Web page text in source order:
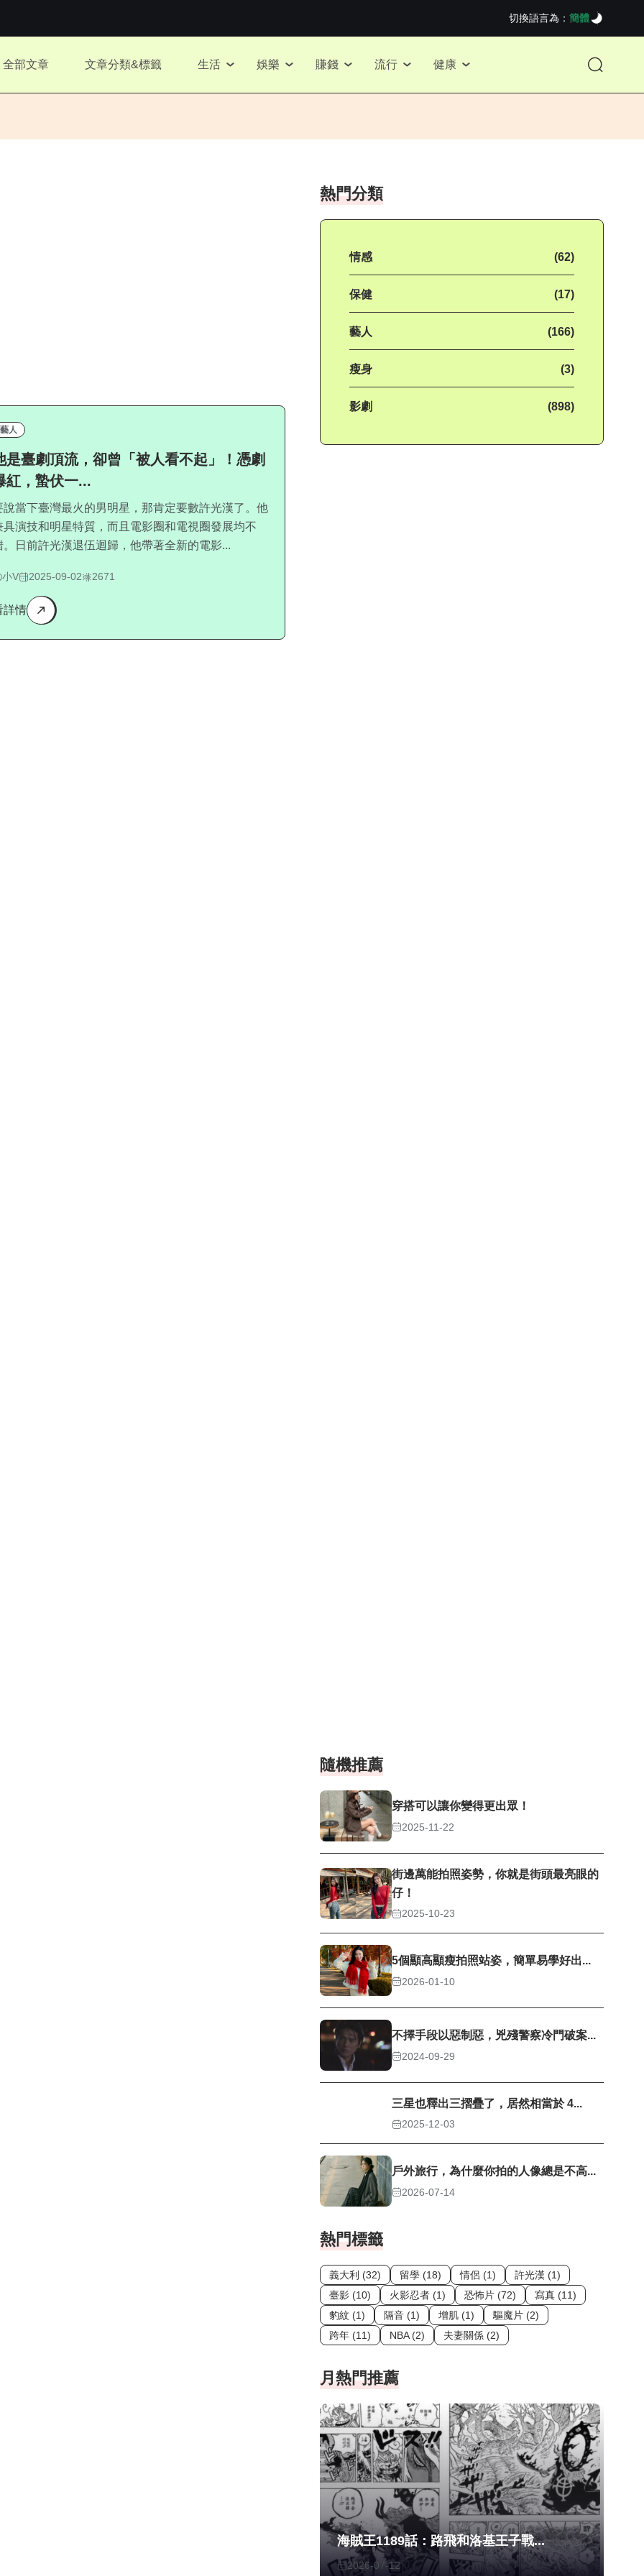
切換語言為： 簡體
全部文章 文章分類&標籤 生活 娛樂 賺錢 流行 健康
藝人
是臺劇頂流，卻曾「被人看不起」！憑劇
紅，蟄伏一...
說當下臺灣最火的男明星，那肯定要數許光漢了。他
具演技和明星特質，而且電影圈和電視圈發展均不
。日前許光漢退伍迴歸，他帶著全新的電影...
小V 2025-09-02 2671
詳情
熱門分類
情感 (62)
保健 (17)
藝人 (166)
瘦身 (3)
影劇 (898)
隨機推薦
穿搭可以讓你變得更出眾！
2025-11-22
街邊萬能拍照姿勢，你就是街頭最亮眼的
仔！
2025-10-23
5個顯高顯瘦拍照站姿，簡單易學好出...
2026-01-10
不擇手段以惡制惡，兇殘警察冷門破案...
2024-09-29
三星也釋出三摺疊了，居然相當於 4...
2025-12-03
戶外旅行，為什麼你拍的人像總是不高...
2026-07-14
熱門標籤
義大利 (32) 留學 (18) 情侶 (1)
許光漢 (1)
臺影 (10)
火影忍者 (1) 恐怖片 (72)
寫真 (11)
豹紋 (1)
隔音 (1) 增肌 (1)
驅魔片 (2)
跨年 (11)
NBA (2) 夫妻關係 (2)
月熱門推薦
海賊王1189話：路飛和洛基王子戰...
2026-07-12